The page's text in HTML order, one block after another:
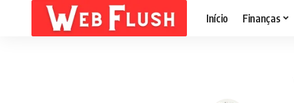
Início Finanças